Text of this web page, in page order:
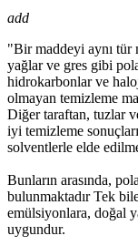
add
"Bir maddeyi aynı tür
yağlar ve gres gibi
hidrokarbonlar ve
olmayan temizleme
Diğer taraftan, tuzlar
iyi temizleme
solventlerle elde
Bunların arasında,
bulunmaktadır Tek
emülsiyonlara, doğal
uygundur.